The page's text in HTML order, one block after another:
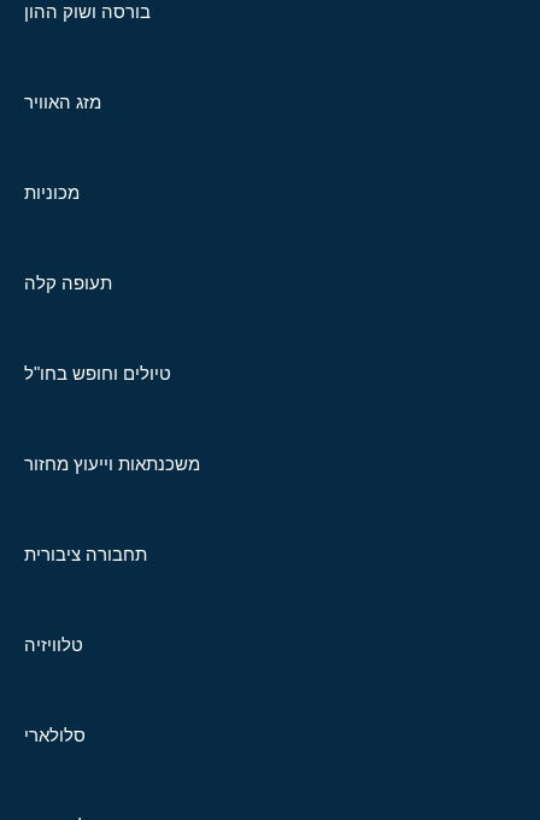
בורסה ושוק ההון
מזג האוויר
מכוניות
תעופה קלה
טיולים וחופש בחו"ל
משכנתאות וייעוץ מחזור
תחבורה ציבורית
טלוויזיה
סלולארי